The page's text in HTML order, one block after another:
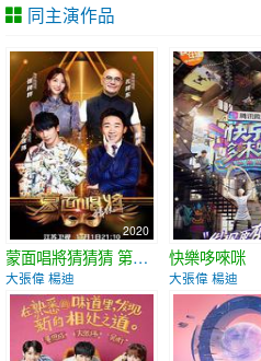
同主演作品
2020
蒙面唱將猜猜猜 第五季
大張偉 楊迪
快樂哆唻咪
大張偉 楊迪